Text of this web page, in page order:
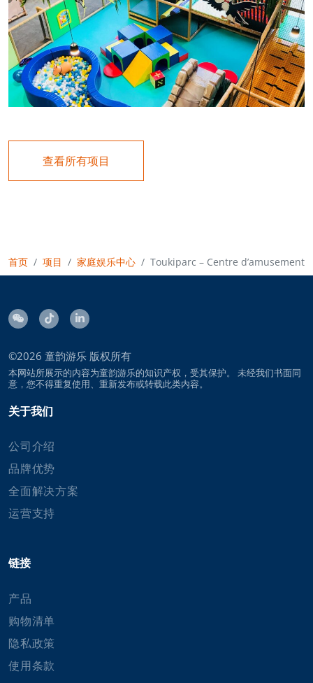
查看所有项目
首页 项目 家庭娱乐中心 Toukiparc – Centre d’amusement
©2026 童韵游乐 版权所有
本网站所展示的内容为童韵游乐的知识产权，受其保护。 未经我们书面同
意，您不得重复使用、重新发布或转载此类内容。
关于我们
公司介绍
品牌优势
全面解决方案
运营支持
链接
产品
购物清单
隐私政策
使用条款